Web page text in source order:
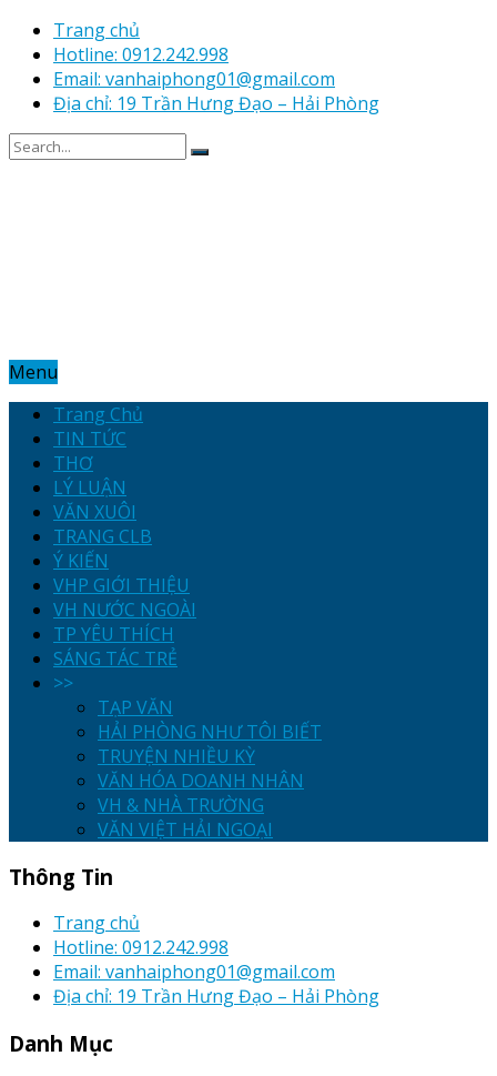
Trang chủ
Hotline: 0912.242.998
Email: vanhaiphong01@gmail.com
Địa chỉ: 19 Trần Hưng Đạo – Hải Phòng
Menu
Trang Chủ
TIN TỨC
THƠ
LÝ LUẬN
VĂN XUÔI
TRANG CLB
Ý KIẾN
VHP GIỚI THIỆU
VH NƯỚC NGOÀI
TP YÊU THÍCH
SÁNG TÁC TRẺ
>>
TẠP VĂN
HẢI PHÒNG NHƯ TÔI BIẾT
TRUYỆN NHIỀU KỲ
VĂN HÓA DOANH NHÂN
VH & NHÀ TRƯỜNG
VĂN VIỆT HẢI NGOẠI
Thông Tin
Trang chủ
Hotline: 0912.242.998
Email: vanhaiphong01@gmail.com
Địa chỉ: 19 Trần Hưng Đạo – Hải Phòng
Danh Mục